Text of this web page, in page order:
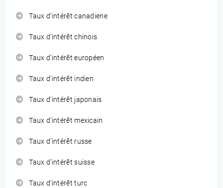
Taux d'intérêt canadiene
Taux d'intérêt chinois
Taux d'intérêt européen
Taux d'intérêt indien
Taux d'intérêt japonais
Taux d'intérêt mexicain
Taux d'intérêt russe
Taux d'intérêt suisse
Taux d'intérêt turc